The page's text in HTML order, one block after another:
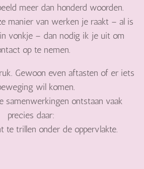
meer dan honderd woorden.
manier van werken je raakt – al is
vonkje – dan nodig ik je uit om
op te nemen.
Gewoon even aftasten of er iets
wil komen.
samenwerkingen ontstaan vaak
precies daar:
te trillen onder de oppervlakte.